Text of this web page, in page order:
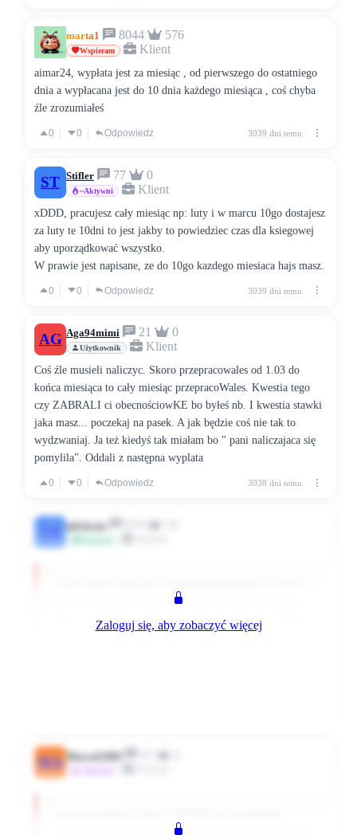
marta1 8044 576
Wspieram Klient
aimar24, wypłata jest za miesiąc , od pierwszego do ostatniego
dnia a wypłacana jest do 10 dnia każdego miesiąca , coś chyba
źle zrozumiałeś
0 0 Odpowiedz 3039 dni temu
ST Stifler 77 0
~Aktywni Klient
xDDD, pracujesz cały miesiąc np: luty i w marcu 10go dostajesz
za luty te 10dni to jest jakby to powiedziec czas dla ksiegowej
aby uporządkować wszystko.
W prawie jest napisane, ze do 10go kazdego miesiaca hajs masz.
0 0 Odpowiedz 3039 dni temu
AG Aga94mimi 21 0
Użytkownik Klient
Coś źle musieli naliczyc. Skoro przepracowales od 1.03 do
końca miesiąca to cały miesiąc przepracoWales. Kwestia tego
czy ZABRALI ci obecnościowKE bo byłeś nb. I kwestia stawki
jaka masz... poczekaj na pasek. A jak będzie coś nie tak to
wydzwaniaj. Ja też kiedyś tak miałam bo " pani naliczajaca się
pomylila". Oddali z następna wyplata
0 0 Odpowiedz 3038 dni temu
u8t3io3p
końca miesiąca to cały miesiąc przepracoWales. Kwestia
stawki jaka masz... poczekaj na pasek. A jak będzie coś nie
dostał o 10 dni kalendarzowych
Zaloguj się, aby zobaczyć więcej
MA Marcel1980
wyplaty ok 1950 zl. nie dostalem wyplaty za dni od 1-10. na